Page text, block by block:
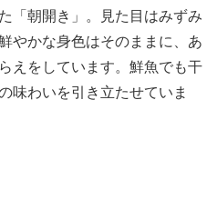
「朝開き」。見た目はみずみ
やかな身色はそのままに、あ
えをしています。鮮魚でも干
味わいを引き立たせていま